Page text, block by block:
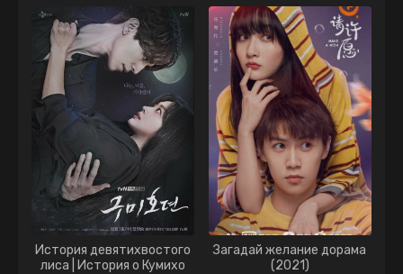
История девятихвостого
лиса | История о Кумихо
Загадай желание дорама
(2021)